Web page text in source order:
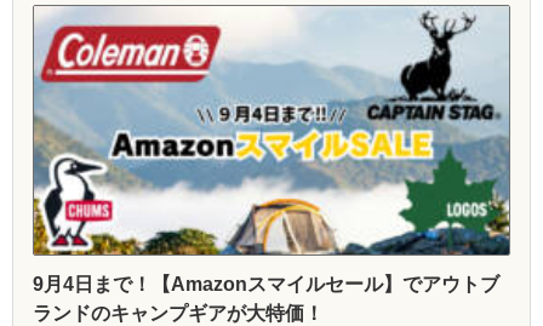
9月4日まで！【Amazonスマイルセール】でアウトブ
ランドのキャンプギアが大特価！